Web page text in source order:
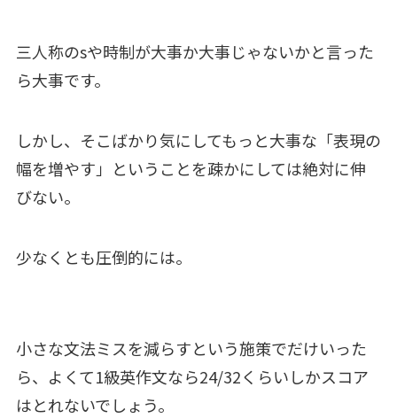
三人称のsや時制が大事か大事じゃないかと言った
ら大事です。
しかし、そこばかり気にしてもっと大事な「表現の
幅を増やす」ということを疎かにしては絶対に伸
びない。
少なくとも圧倒的には。
小さな文法ミスを減らすという施策でだけいった
ら、よくて1級英作文なら24/32くらいしかスコア
はとれないでしょう。